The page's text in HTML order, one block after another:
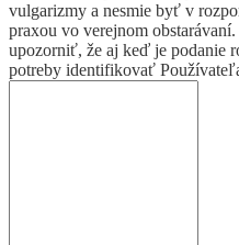
vulgarizmy a nesmie byť v
praxou vo verejnom
upozorniť, že aj keď je podanie
potreby identifikovať